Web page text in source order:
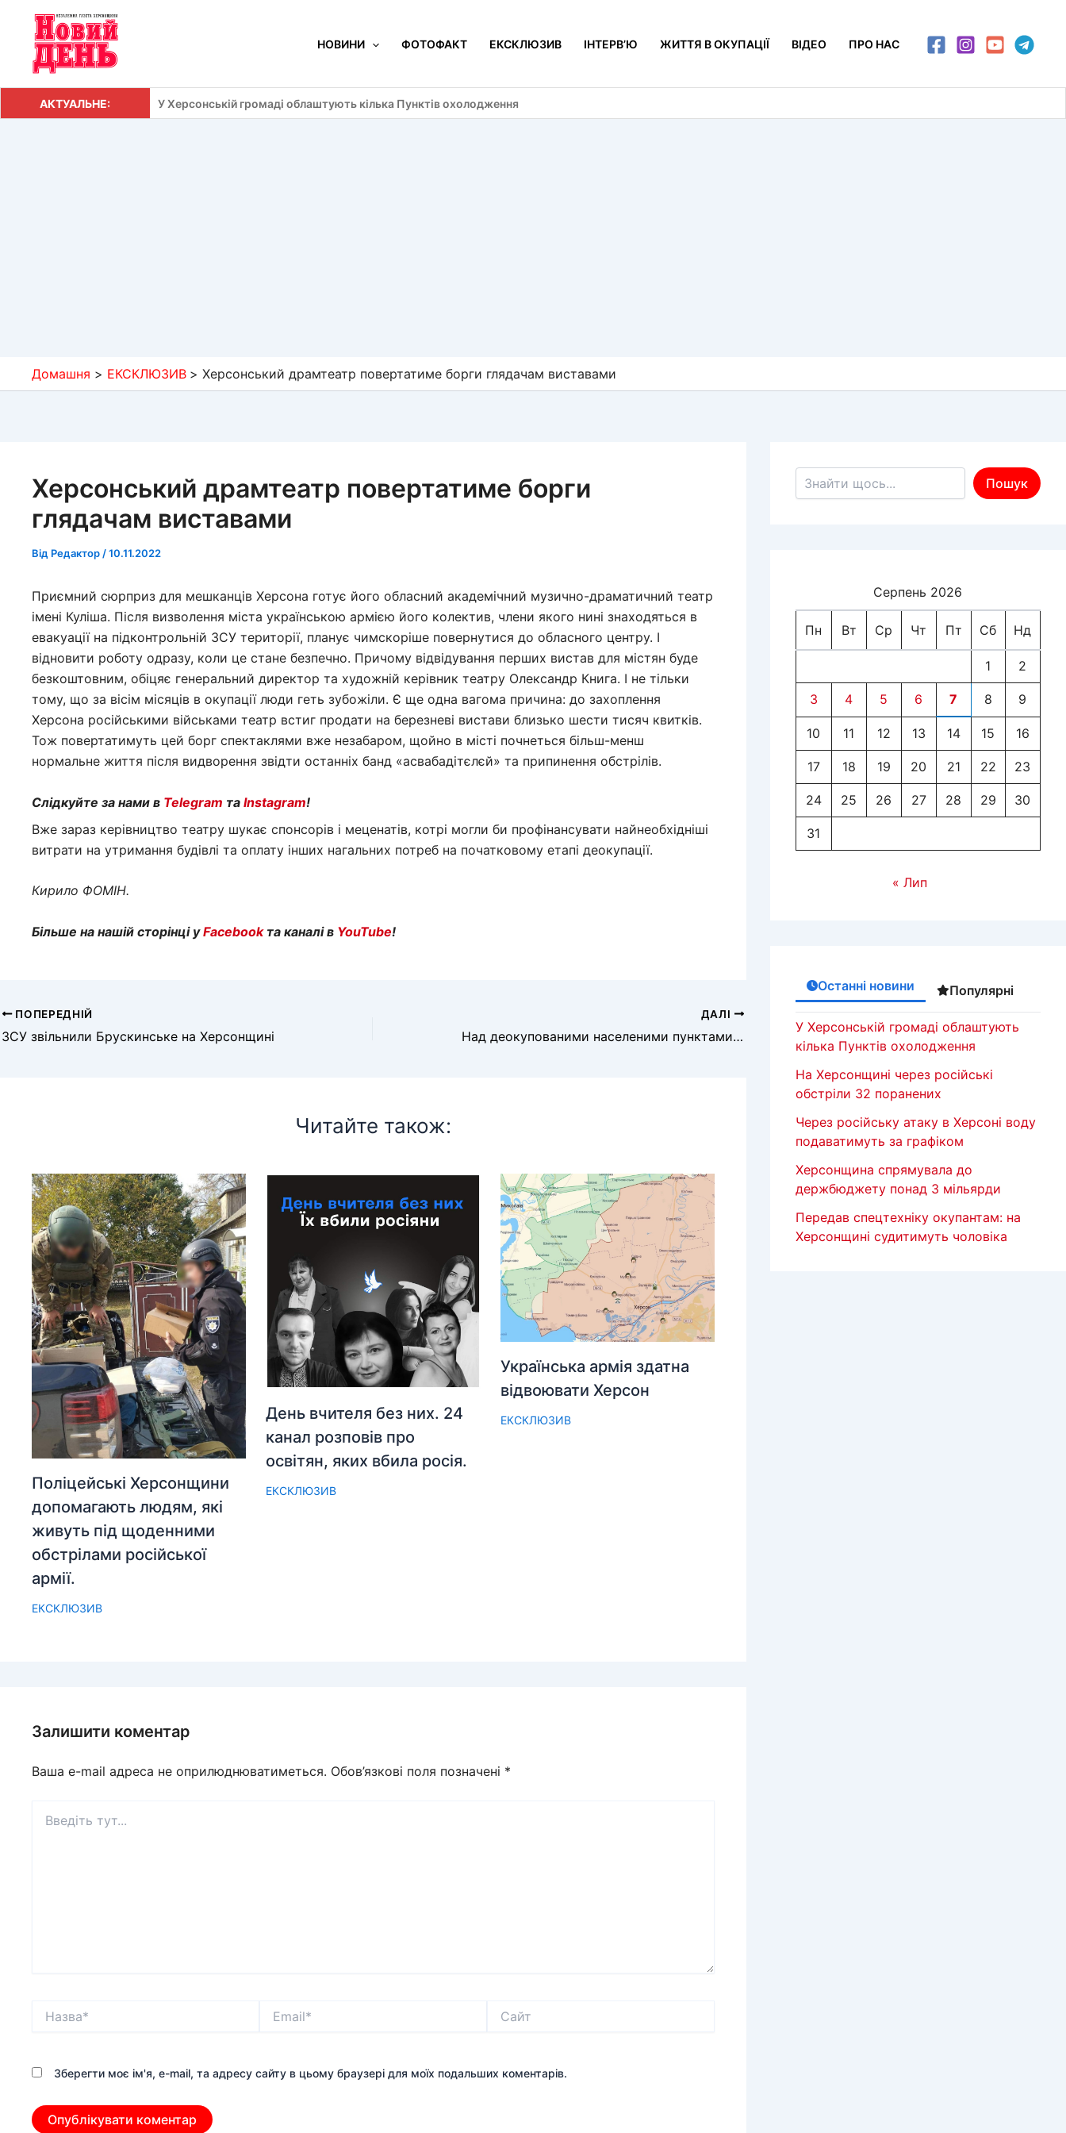
Перейти
вмісту
НОВИНИ ФОТОФАКТ ЕКСКЛЮЗИВ ІНТЕРВ’Ю ЖИТТЯ В ОКУПАЦІЇ ВІДЕО ПРО НАС
АКТУАЛЬНЕ: У Херсонській громаді облаштують кілька Пунктів охолодження
Домашня ЕКСКЛЮЗИВ Херсонський драмтеатр повертатиме борги глядачам виставами
Херсонський драмтеатр повертатиме борги
глядачам виставами
Від Редактор /10.11.2022
Приємний сюрприз для мешканців Херсона готує його обласний академічний музично-драматичний театр
імені Куліша. Після визволення міста українською армією його колектив, члени якого нині знаходяться в
евакуації на підконтрольній ЗСУ території, планує чимскоріше повернутися до обласного центру. І
відновити роботу одразу, коли це стане безпечно. Причому відвідування перших вистав для містян буде
безкоштовним, обіцяє генеральний директор та художній керівник театру Олександр Книга. І не тільки
тому, що за вісім місяців в окупації люди геть зубожіли. Є ще одна вагома причина: до захоплення
Херсона російськими військами театр встиг продати на березневі вистави близько шести тисяч квитків.
Тож повертатимуть цей борг спектаклями вже незабаром, щойно в місті почнеться більш-менш
нормальне життя після видворення звідти останніх банд «асвабадітєлєй» та припинення обстрілів.
Слідкуйте за нами в Telegram та Instagram!
Вже зараз керівництво театру шукає спонсорів і меценатів, котрі могли би профінансувати найнеобхідніші
витрати на утримання будівлі та оплату інших нагальних потреб на початковому етапі деокупації.
Кирило ФОМІН.
Більше на нашій сторінці уFacebookта каналі в YouTube!
ПОПЕРЕДНІЙ
ЗСУ звільнили Брускинське на Херсонщині
ДАЛІ
Над деокупованими населеними пунктами замайоріли українські прапори
Читайте також:
Поліцейські Херсонщини
допомагають людям, які
живуть під щоденними
обстрілами російської
армії.
ЕКСКЛЮЗИВ
День вчителя без них. 24
канал розповів про
освітян, яких вбила росія.
ЕКСКЛЮЗИВ
Українська армія здатна
відвоювати Херсон
ЕКСКЛЮЗИВ
Залишити коментар
Ваша e-mail адреса не оприлюднюватиметься. Обов’язкові поля позначені *
тут...
Зберегти моє ім'я, e-mail, та адресу сайту в цьому браузері для моїх подальших коментарів.
Пошук по сайту
Пошук
Серпень 2026
Пн Вт Ср Чт Пт Сб Нд
1 2
3 4 5 6 7 8 9
10 11 12 13 14 15 16
17 18 19 20 21 22 23
24 25 26 27 28 29 30
31
« Лип
Останні новини Популярні
У Херсонській громаді облаштують
кілька Пунктів охолодження
На Херсонщині через російські
обстріли 32 поранених
Через російську атаку в Херсоні воду
подаватимуть за графіком
Херсонщина спрямувала до
держбюджету понад 3 мільярди
Передав спецтехніку окупантам: на
Херсонщині судитимуть чоловіка